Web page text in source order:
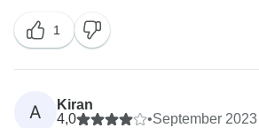
1
A
Kiran
4,0
•September 2023